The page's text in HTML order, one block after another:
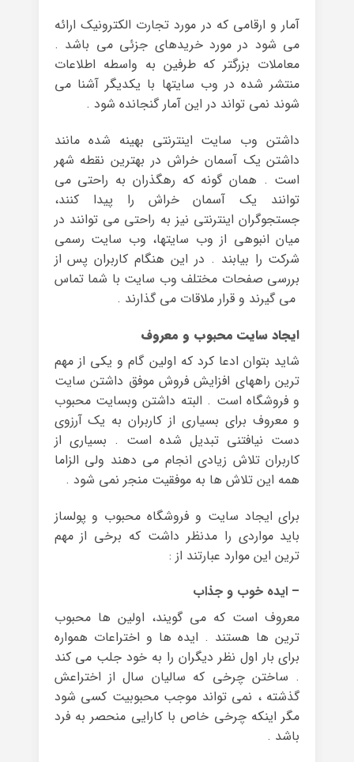
آمار و ارقامی که در مورد تجارت الکترونیک ارائه
می شود در مورد خریدهای جزئی می باشد .
معاملات بزرگتر که طرفین به واسطه اطلاعات
منتشر شده در وب سایتها با یکدیگر آشنا می
شوند نمی تواند در این آمار گنجانده شود .
داشتن وب سایت اینترنتی بهینه شده مانند
داشتن یک آسمان خراش در بهترین نقطه شهر
است . همان گونه که رهگذران به راحتی می
توانند یک آسمان خراش را پیدا کنند،
جستجوگران اینترنتی نیز به راحتی می توانند در
میان انبوهی از وب سایتها، وب سایت رسمی
شرکت را بیابند . در این هنگام کاربران پس از
بررسی صفحات مختلف وب سایت با شما تماس
می گیرند و قرار ملاقات می گذارند .
ایجاد سایت محبوب و معروف
شاید بتوان ادعا کرد که اولین گام و یکی از مهم
ترین راههای افزایش فروش موفق داشتن سایت
و فروشگاه است . البته داشتن وبسایت محبوب
و معروف برای بسیاری از کاربران به یک آرزوی
دست نیافتنی تبدیل شده است . بسیاری از
کاربران تلاش زیادی انجام می دهند ولی الزاما
همه این تلاش ها به موفقیت منجر نمی شود .
برای ایجاد سایت و فروشگاه محبوب و پولساز
باید مواردی را مدنظر داشت که برخی از مهم
ترین این موارد عبارتند از :
– ایده خوب و جذاب
معروف است که می گویند، اولین ها محبوب
ترین ها هستند . ایده ها و اختراعات همواره
برای بار اول نظر دیگران را به خود جلب می کند
. ساختن چرخی که سالیان سال از اختراعش
گذشته ، نمی تواند موجب محبوبیت کسی شود
مگر اینکه چرخی خاص با کارایی منحصر به فرد
باشد .